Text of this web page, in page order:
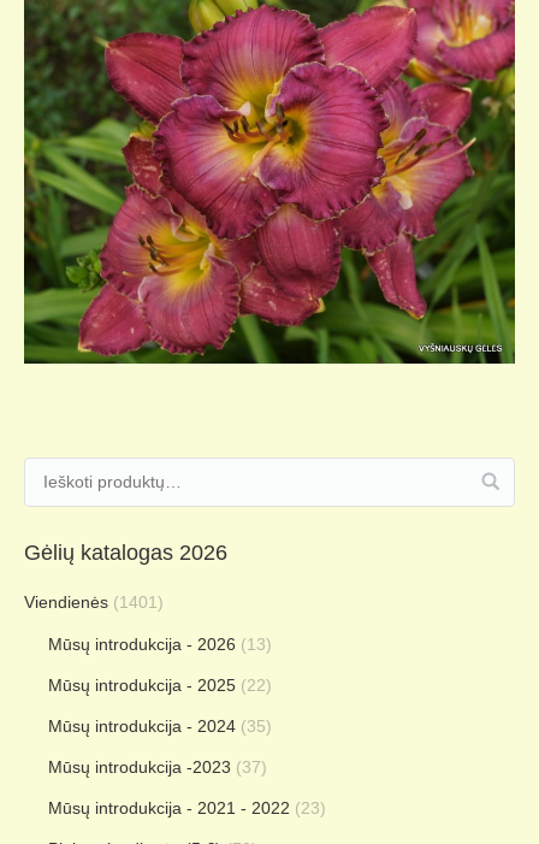
Gėlių katalogas 2026
Viendienės (1401)
Mūsų introdukcija - 2026 (13)
Mūsų introdukcija - 2025 (22)
Mūsų introdukcija - 2024 (35)
Mūsų introdukcija -2023 (37)
Mūsų introdukcija - 2021 - 2022 (23)